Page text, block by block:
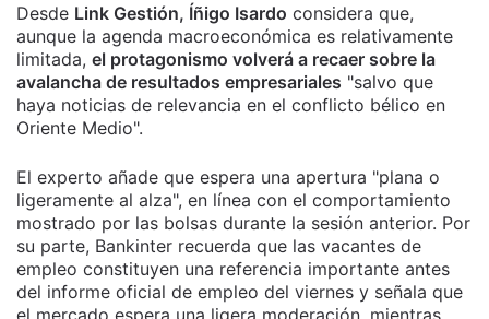
Desde Link Gestión, Íñigo Isardo considera que,
aunque la agenda macroeconómica es relativamente
limitada, el protagonismo volverá a recaer sobre la
avalancha de resultados empresariales "salvo que
haya noticias de relevancia en el conflicto bélico en
Oriente Medio".
El experto añade que espera una apertura "plana o
ligeramente al alza", en línea con el comportamiento
mostrado por las bolsas durante la sesión anterior. Por
su parte, Bankinter recuerda que las vacantes de
empleo constituyen una referencia importante antes
del informe oficial de empleo del viernes y señala que
el mercado espera una ligera moderación, mientras